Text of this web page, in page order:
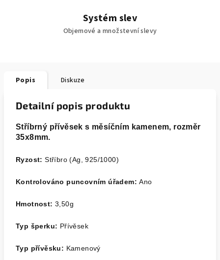
Systém slev
Objemové a množstevní slevy
Popis Diskuze
Detailní popis produktu
Stříbrný přívěsek s měsíčním kamenem, rozměr
35x8mm.
Ryzost: Stříbro (Ag, 925/1000)
Kontrolováno puncovním úřadem:Ano
Hmotnost: 3,50g
Typ šperku: Přívěsek
Typ přívěsku: Kamenový